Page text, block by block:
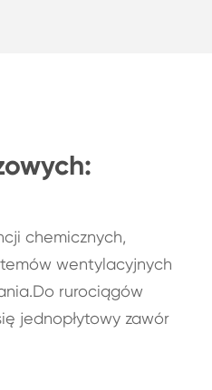
chemicznych,
wentylacyjnych
rurociągów
jednopłytowy zawór